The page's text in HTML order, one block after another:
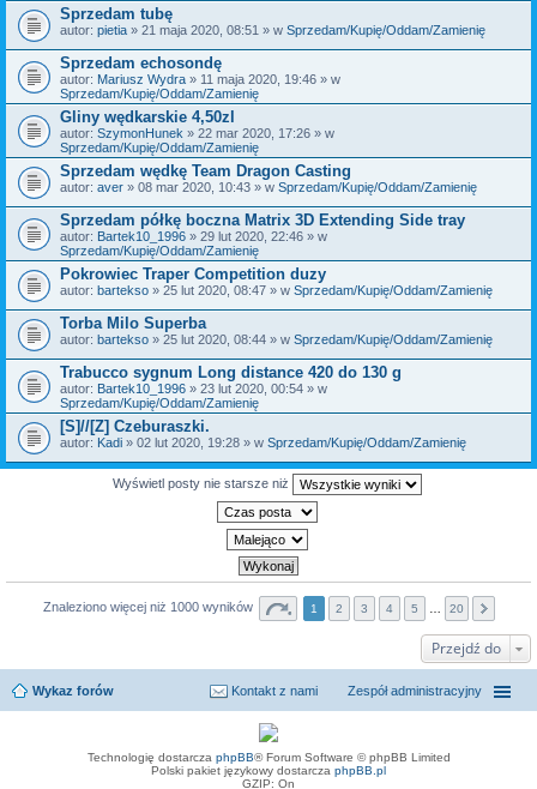
Sprzedam tubę
autor: pietia » 21 maja 2020, 08:51 » w Sprzedam/Kupię/Oddam/Zamienię
Sprzedam echosondę
autor: Mariusz Wydra » 11 maja 2020, 19:46 » w
Sprzedam/Kupię/Oddam/Zamienię
Gliny wędkarskie 4,50zl
autor: SzymonHunek » 22 mar 2020, 17:26 » w
Sprzedam/Kupię/Oddam/Zamienię
Sprzedam wędkę Team Dragon Casting
autor: aver » 08 mar 2020, 10:43 » w Sprzedam/Kupię/Oddam/Zamienię
Sprzedam półkę boczna Matrix 3D Extending Side tray
autor: Bartek10_1996 » 29 lut 2020, 22:46 » w
Sprzedam/Kupię/Oddam/Zamienię
Pokrowiec Traper Competition duzy
autor: bartekso » 25 lut 2020, 08:47 » w Sprzedam/Kupię/Oddam/Zamienię
Torba Milo Superba
autor: bartekso » 25 lut 2020, 08:44 » w Sprzedam/Kupię/Oddam/Zamienię
Trabucco sygnum Long distance 420 do 130 g
autor: Bartek10_1996 » 23 lut 2020, 00:54 » w
Sprzedam/Kupię/Oddam/Zamienię
[S]//[Z] Czeburaszki.
autor: Kadi » 02 lut 2020, 19:28 » w Sprzedam/Kupię/Oddam/Zamienię
Wyświetl posty nie starsze niż
Znaleziono więcej niż 1000 wyników 1 2 3 4 5 20
Przejdź do
Wykaz forów Zespół administracyjny
Kontakt z nami
Technologię dostarcza phpBB® Forum Software © phpBB Limited
Polski pakiet językowy dostarcza phpBB.pl
GZIP: On